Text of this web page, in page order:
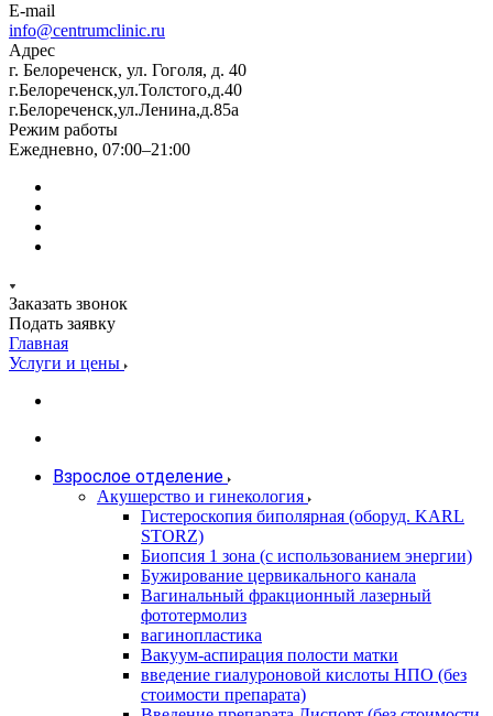
E-mail
info@centrumclinic.ru
Адрес
г. Белореченск, ул. Гоголя, д. 40
г.Белореченск,ул.Толстого,д.40
г.Белореченск,ул.Ленина,д.85а
Режим работы
Ежедневно, 07:00–21:00
Заказать звонок
Подать заявку
Главная
Услуги и цены
Взрослое отделение
Акушерство и гинекология
Гистероскопия биполярная (оборуд. KARL
STORZ)
Биопсия 1 зона (с использованием энергии)
Бужирование цервикального канала
Вагинальный фракционный лазерный
фототермолиз
вагинопластика
Вакуум-аспирация полости матки
введение гиалуроновой кислоты НПО (без
стоимости препарата)